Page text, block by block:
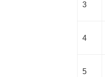
3
4
5